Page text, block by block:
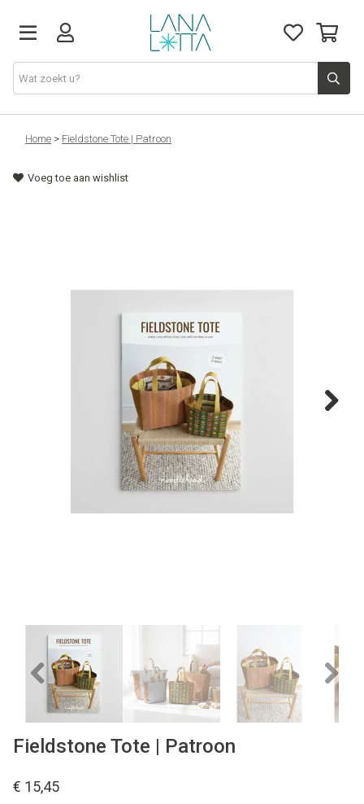
Stoffen
Fournituren
Home > Fieldstone Tote | Patroon
Voeg toe aan wishlist
Previous
Fieldstone Tote | Patroon
€ 15,45